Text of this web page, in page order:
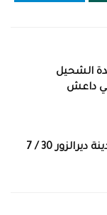
الشحيل
داعش
أسعار بعض أنواع المواد الغذائية في مدينة ديرالزور 30 / 7